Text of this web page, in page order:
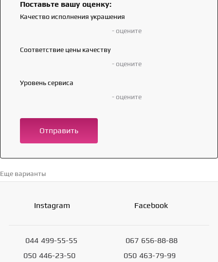
Поставьте вашу оценку:
Качество исполнения украшения
- оцените
Соответствие цены качеству
- оцените
Уровень сервиса
- оцените
Отправить
Еще варианты
Instagram Facebook
044 499-55-55
050 446-23-50
067 656-88-88
050 463-79-99